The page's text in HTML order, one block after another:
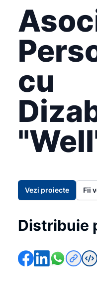
cu
Vezi proiecte Fii
Distribuie